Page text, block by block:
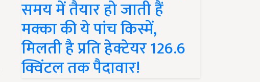
समय में तैयार हो जाती हैं
मक्का की ये पांच किस्में,
मिलती है प्रति हेक्टेयर 126.6
क्विंटल तक पैदावार!